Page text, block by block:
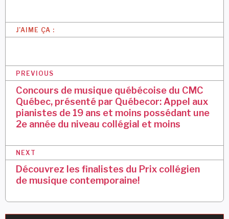
J’AIME ÇA :
N
g
a
o
PREVIOUS
Concours de musique québécoise du CMC
Québec, présenté par Québecor: Appel aux
pianistes de 19 ans et moins possédant une
2e année du niveau collégial et moins
NEXT
Découvrez les finalistes du Prix collégien
de musique contemporaine!